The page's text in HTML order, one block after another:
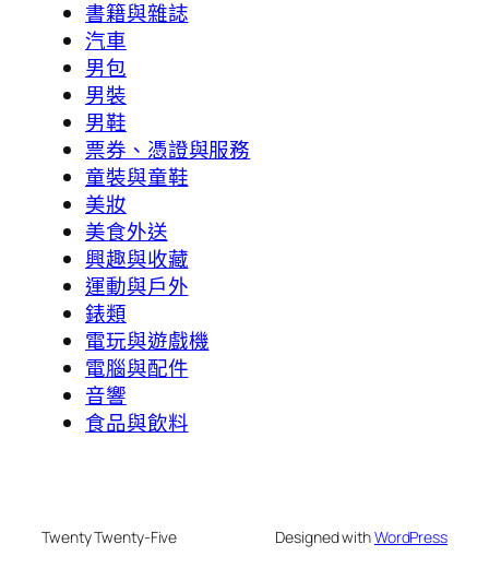
書籍與雜誌
汽車
男包
男裝
男鞋
票券、憑證與服務
童裝與童鞋
美妝
美食外送
興趣與收藏
運動與戶外
錶類
電玩與遊戲機
電腦與配件
音響
食品與飲料
Twenty Twenty-Five Designed withWordPress